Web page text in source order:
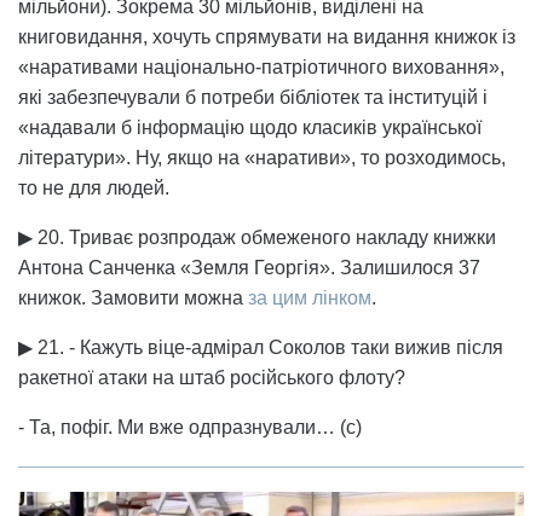
мільйони). Зокрема 30 мільйонів, виділені на
книговидання, хочуть спрямувати на видання книжок із
«наративами національно-патріотичного виховання»,
які забезпечували б потреби бібліотек та інституцій і
«надавали б інформацію щодо класиків української
літератури». Ну, якщо на «наративи», то розходимось,
то не для людей.
▶ 20. Триває розпродаж обмеженого накладу книжки
Антона Санченка «Земля Георгія». Залишилося 37
книжок. Замовити можна за цим лінком.
▶ 21. - Кажуть віце-адмірал Соколов таки вижив після
ракетної атаки на штаб російського флоту?
- Та, пофіг. Ми вже одпразнували… (с)